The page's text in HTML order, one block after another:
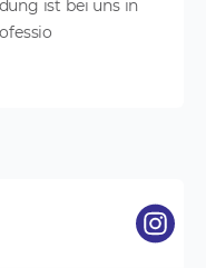
ist bei uns in